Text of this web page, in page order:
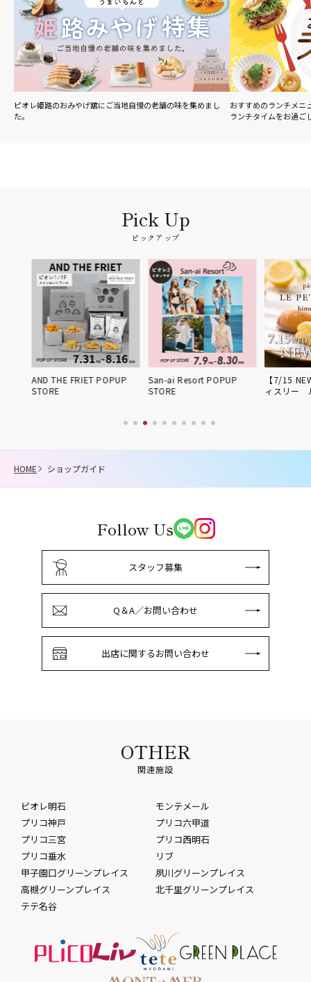
ピオレ姫路のおみやげ舘にご当地自慢の老舗の味を集めまし
た。
おすすめのランチメニ
ランチタイムをお過
ピックアップ
AND THE FRIET POPUP
STORE
San-ai Resort POPUP
STORE
【7/15
ィスリー
HOME ショップガイド
Follow Us
スタッフ募集
Q＆A／お問い合わせ
出店に関するお問い合わせ
OTHER
関連施設
ピオレ明石
モンテメール
プリコ神戸
プリコ六甲道
プリコ三宮
プリコ西明石
プリコ垂水
リブ
甲子園口グリーンプレイス
夙川グリーンプレイス
高槻グリーンプレイス
北千里グリーンプレイス
テテ名谷